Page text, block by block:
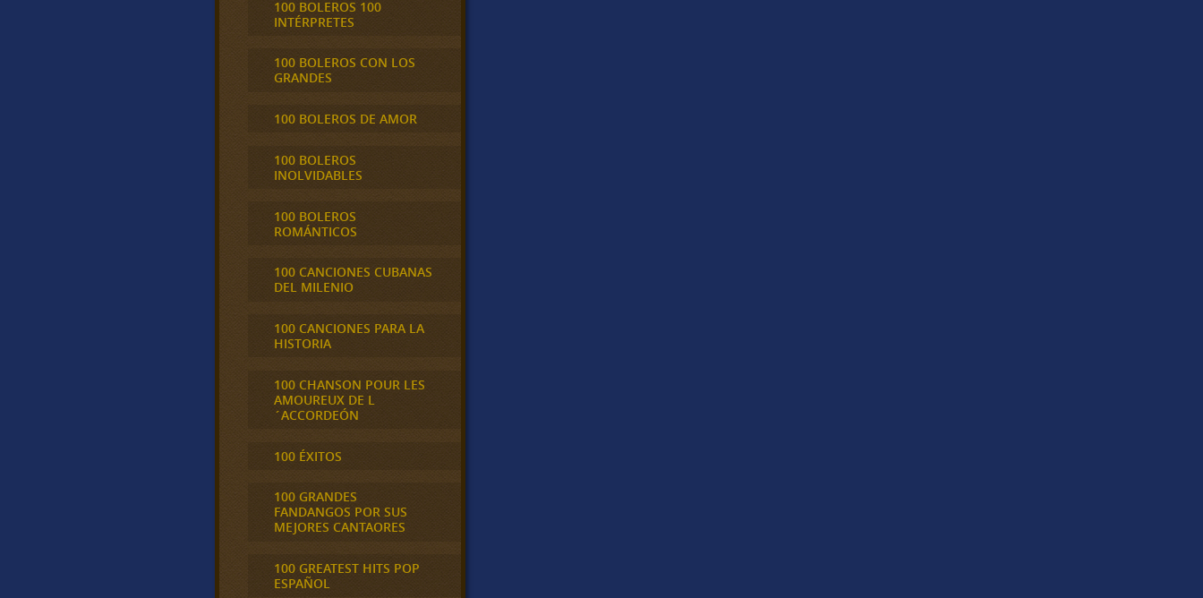
100 BOLEROS 100
INTÉRPRETES
100 BOLEROS CON LOS
GRANDES
100 BOLEROS DE AMOR
100 BOLEROS
INOLVIDABLES
100 BOLEROS
ROMÁNTICOS
100 CANCIONES CUBANAS
DEL MILENIO
100 CANCIONES PARA LA
HISTORIA
100 CHANSON POUR LES
AMOUREUX DE L
´ACCORDEÓN
100 ÉXITOS
100 GRANDES
FANDANGOS POR SUS
MEJORES CANTAORES
100 GREATEST HITS POP
ESPAÑOL